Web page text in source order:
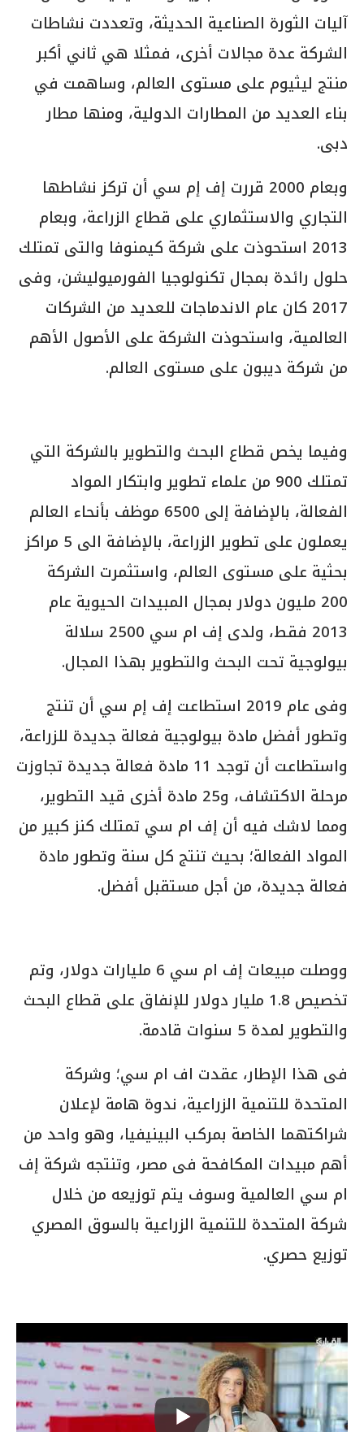
آليات الثورة الصناعية الحديثة، وتعددت نشاطات
الشركة عدة مجالات أخرى، فمثلا هي ثاني أكبر
منتج ليثيوم على مستوى العالم، وساهمت في
بناء العديد من المطارات الدولية، ومنها مطار
دبى.
وبعام 2000 قررت إف إم سي أن تركز نشاطها
التجاري والاستثماري على قطاع الزراعة، وبعام
2013 استحوذت على شركة كيمنوفا والتى تمتلك
حلول رائدة بمجال تكنولوجيا الفورميوليشن، وفى
2017 كان عام الاندماجات للعديد من الشركات
العالمية، واستحوذت الشركة على الأصول الأهم
من شركة ديبون على مستوى العالم.
وفيما يخص قطاع البحث والتطوير بالشركة التي
تمتلك 900 من علماء تطوير وابتكار المواد
الفعالة، بالإضافة إلى 6500 موظف بأنحاء العالم
يعملون على تطوير الزراعة، بالإضافة الى 5 مراكز
بحثية على مستوى العالم، واستثمرت الشركة
200 مليون دولار بمجال المبيدات الحيوية عام
2013 فقط، ولدى إف ام سي 2500 سلالة
بيولوجية تحت البحث والتطوير بهذا المجال.
وفى عام 2019 استطاعت إف إم سي أن تنتج
وتطور أفضل مادة بيولوجية فعالة جديدة للزراعة،
واستطاعت أن توجد 11 مادة فعالة جديدة تجاوزت
مرحلة الاكتشاف، و25 مادة أخرى قيد التطوير،
ومما لاشك فيه أن إف ام سي تمتلك كنز كبير من
المواد الفعالة؛ بحيث تنتج كل سنة وتطور مادة
فعالة جديدة، من أجل مستقبل أفضل.
ووصلت مبيعات إف ام سي 6 مليارات دولار، وتم
تخصيص 1.8 مليار دولار للإنفاق على قطاع البحث
والتطوير لمدة 5 سنوات قادمة.
فى هذا الإطار، عقدت اف ام سي؛ وشركة
المتحدة للتنمية الزراعية، ندوة هامة لإعلان
شراكتهما الخاصة بمركب البينيفيا، وهو واحد من
أهم مبيدات المكافحة فى مصر، وتنتجه شركة إف
ام سي العالمية وسوف يتم توزيعه من خلال
شركة المتحدة للتنمية الزراعية بالسوق المصري
توزيع حصري.